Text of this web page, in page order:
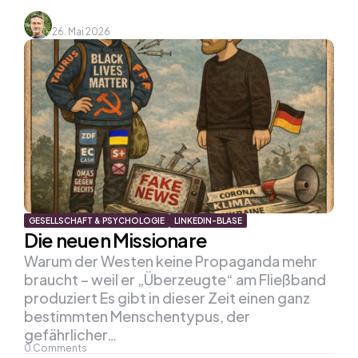
26. Mai 2026
GESELLSCHAFT & PSYCHOLOGIE LINKEDIN-BLASE
Die neuen Missionare
0 Comments
Warum der Westen keine Propaganda mehr
braucht – weil er „Überzeugte“ am Fließband
produziert Es gibt in dieser Zeit einen ganz
bestimmten Menschentypus, der
gefährlicher…